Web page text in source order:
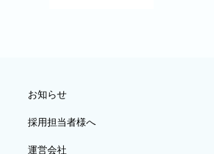
お知らせ
採用担当者様へ
運営会社